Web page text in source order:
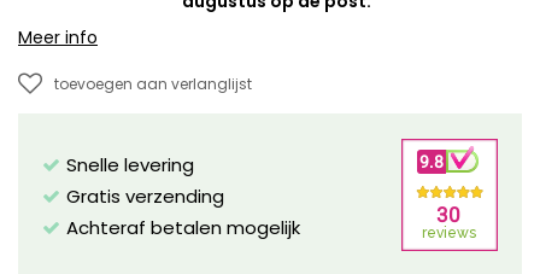
Meer info
toevoegen aan verlanglijst
Snelle levering
Gratis verzending
Achteraf betalen mogelijk